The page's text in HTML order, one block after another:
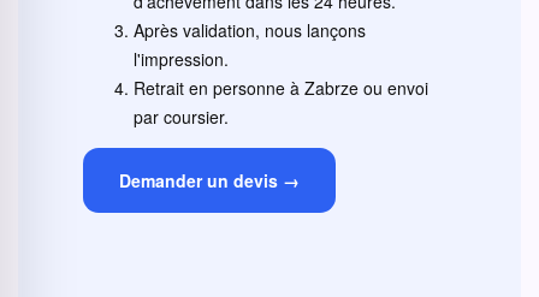
Après validation, nous lançons
l'impression.
Retrait en personne à Zabrze ou envoi
par coursier.
Demander un devis →